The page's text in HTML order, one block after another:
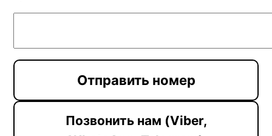
Позвонить нам (Viber,